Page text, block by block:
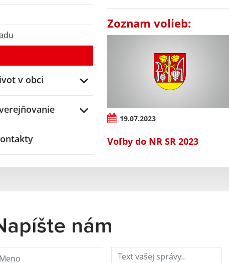
v obci
Zoznam volieb:
19.07.2023
Voľby do NR SR 2023
nám